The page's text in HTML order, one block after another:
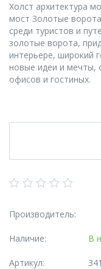
Холст архитектура
мост Золотые
среди туристов и
золотые ворота,
интерьере, широкий
новые идеи и мечты,
офисов и гостиных.
Производитель:
Наличие: В
Артикул: